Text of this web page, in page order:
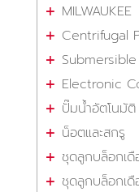
MILWAUKEE
Centrifugal
Electronic
ปั๊มน้ำอัตโนมัติ
น็อตและสกรู
ชุดลูกบล็อกเดื
ชุดลูกบล็อกเ